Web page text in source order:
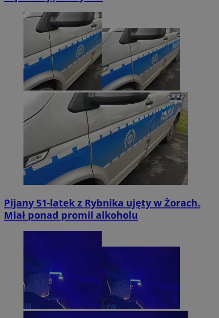
Pijany 51-latek z Rybnika ujęty w Żorach.
Miał ponad promil alkoholu